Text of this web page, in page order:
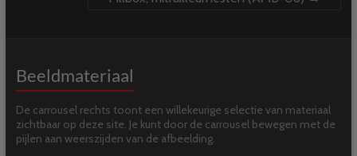
Beeldmateriaal
De carrousel rechts toont een willekeurige selectie van materiaal
zichtbaar op deze site. Je kunt door de carrousel bewegen met de
pijlen aan weerszijden van de afbeelding.